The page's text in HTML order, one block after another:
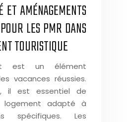
ET AMÉNAGEMENTS
LES PMR DANS
TOURISTIQUE
est un élément
vacances réussies.
il est essentiel de
logement adapté à
spécifiques. Les